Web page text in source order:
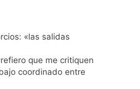
«las salidas
que me critiquen
coordinado entre